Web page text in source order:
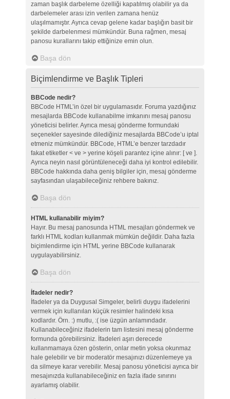
zaman başlık darbeleme özelliği kapatılmış olabilir ya da
darbelemeler arası izin verilen zamana henüz
ulaşılmamıştır. Ayrıca cevap gelene kadar başlığın basit bir
şekilde darbelenmesi mümkündür. Buna rağmen, mesaj
panosu kurallarını takip ettiğinize emin olun.
Başa dön
Biçimlendirme ve Başlık Tipleri
BBCode nedir?
BBCode HTML’in özel bir uygulamasıdır. Foruma yazdığınız
mesajlarda BBCode kullanabilme imkanını mesaj panosu
yöneticisi belirler. Ayrıca mesaj gönderme formundaki
seçenekler sayesinde dilediğiniz mesajlarda BBCode’u iptal
etmeniz mümkündür. BBCode, HTML’e benzer tarzdadır
fakat etiketler < ve > yerine köşeli parantez içine alınır: [ ve ].
Ayrıca neyin nasıl görüntüleneceği daha iyi kontrol edilebilir.
BBCode hakkında daha geniş bilgiler için, mesaj gönderme
sayfasından ulaşabileceğiniz rehbere bakınız.
Başa dön
HTML kullanabilir miyim?
Hayır. Bu mesaj panosunda HTML mesajları göndermek ve
farklı HTML kodları kullanmak mümkün değildir. Daha fazla
biçimlendirme için HTML yerine BBCode kullanarak
uygulayabilirsiniz.
Başa dön
İfadeler nedir?
İfadeler ya da Duygusal Simgeler, belirli duygu ifadelerini
vermek için kullanılan küçük resimler halindeki kısa
kodlardır. Örn. :) mutlu, :( ise üzgün anlamındadır.
Kullanabileceğiniz ifadelerin tam listesini mesaj gönderme
formunda görebilirsiniz. İfadeleri aşırı derecede
kullanmamaya özen gösterin, onlar metin yoksa okunmaz
hale gelebilir ve bir moderatör mesajınızı düzenlemeye ya
da silmeye karar verebilir. Mesaj panosu yöneticisi ayrıca bir
mesajınızda kullanabileceğiniz en fazla ifade sınırını
ayarlamış olabilir.